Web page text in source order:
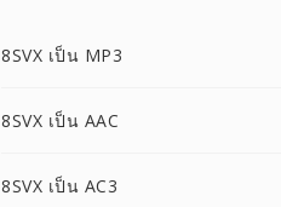
8SVX เป็น MP3
8SVX เป็น AAC
8SVX เป็น AC3